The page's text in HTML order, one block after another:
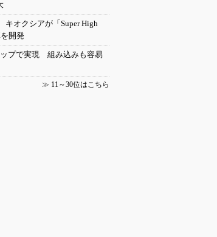
キオクシアが「Super High
を開発
プで実現 組み込みも容易
≫ 11～30位はこちら